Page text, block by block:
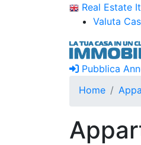
Real Estate
Valuta
Pubblica
Home